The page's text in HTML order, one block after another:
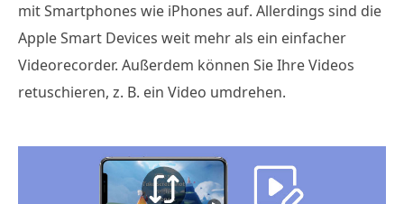
mit Smartphones wie iPhones auf. Allerdings sind die
Apple Smart Devices weit mehr als ein einfacher
Videorecorder. Außerdem können Sie Ihre Videos
retuschieren, z. B. ein Video umdrehen.